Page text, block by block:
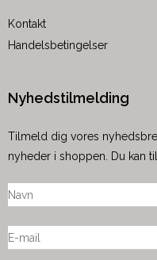
Kontakt
Handelsbetingelser
Nyhedstilmelding
Tilmeld dig vores
nyheder i shoppen. Du kan